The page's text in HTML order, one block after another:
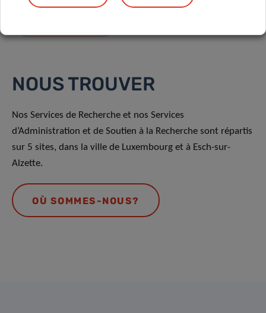
NOUS TROUVER
Nos Services de Recherche et nos Services
d’Administration et de Soutien à la Recherche sont répartis
sur 5 sites, dans la ville de Luxembourg et à Esch-sur-
Alzette.
OÙ SOMMES-NOUS?